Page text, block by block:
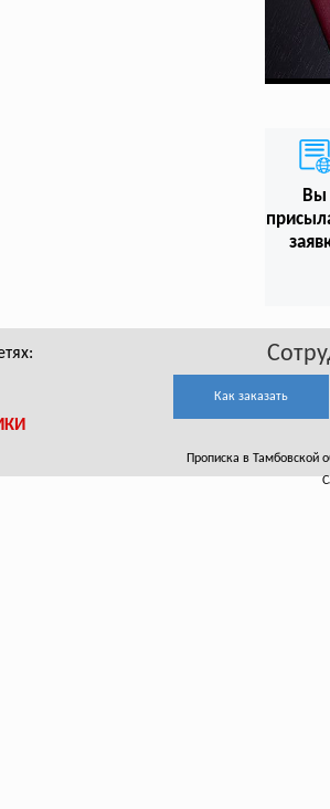
Вы
Как заказать
Прописка в Тамбовской